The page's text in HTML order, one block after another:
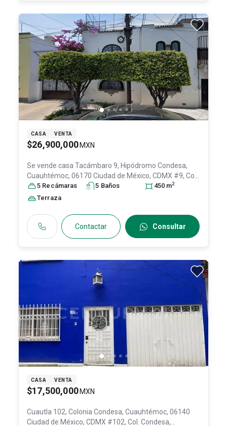
CASA VENTA
$26,900,000 MXN
Se vende casa Tacámbaro 9, Hipódromo Condesa,
Cuauhtémoc, 06170 Ciudad de México, CDMX #9, Col.
Hipódromo Condesa,Cuauhtémoc , DF / CDMX,
México, C.P. 06170
5 Recámaras 5 Baños 450 m2
Terraza
Contactar Consultar
CASA VENTA
$17,500,000 MXN
Cuautla 102, Colonia Condesa, Cuauhtémoc, 06140
Ciudad de México, CDMX #102, Col. Condesa,